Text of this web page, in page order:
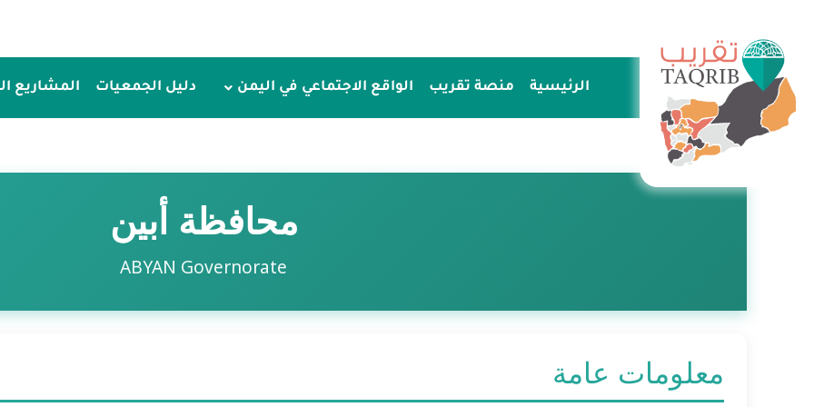
المحتوى
الرئيسية منصة تقريب الواقع الاجتماعي في اليمن دليل الجمعيات المشاريع
محافظة أبين
ABYAN Governorate
معلومات عامة